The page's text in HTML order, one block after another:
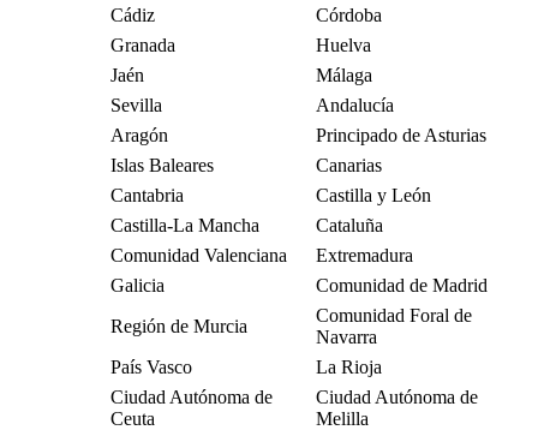
Cádiz
Córdoba
Granada
Huelva
Jaén
Málaga
Sevilla
Andalucía
Aragón
Principado de Asturias
Islas Baleares
Canarias
Cantabria
Castilla y León
Castilla-La Mancha
Cataluña
Comunidad Valenciana
Extremadura
Galicia
Comunidad de Madrid
Región de Murcia
Comunidad Foral de
Navarra
País Vasco
La Rioja
Ciudad Autónoma de
Ceuta
Ciudad Autónoma de
Melilla